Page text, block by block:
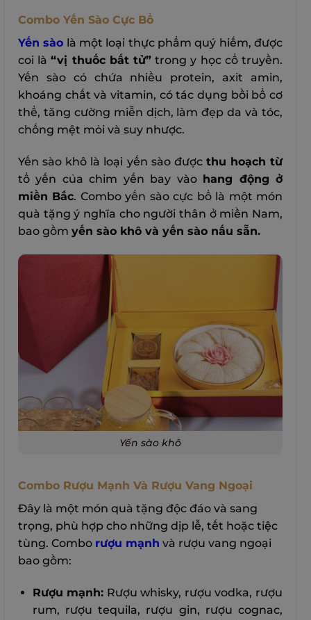
Combo Yến Sào Cực Bổ
Yến sào là một loại thực phẩm quý hiếm, được
coi là“vị thuốc bất tử” trong y học cổ truyền.
Yến sào có chứa nhiều protein, axit amin,
khoáng chất và vitamin, có tác dụng bồi bổ cơ
thể, tăng cường miễn dịch, làm đẹp da và tóc,
chống mệt mỏi và suy nhược.
Yến sào khô là loại yến sào được thu hoạch từ
tổ yến của chim yến bay vào hang động ở
miền Bắc. Combo yến sào cực bổ là một món
quà tặng ý nghĩa cho người thân ở miền Nam,
bao gồm yến sào khô và yến sào nấu sẵn.
Yến sào khô
Combo Rượu Mạnh Và Rượu Vang Ngoại
Đây là một món quà tặng độc đáo và sang
trọng, phù hợp cho những dịp lễ, tết hoặc tiệc
tùng. Combo rượu mạnh và rượu vang ngoại
bao gồm:
Rượu mạnh: Rượu whisky, rượu vodka, rượu
rum, rượu tequila, rượu gin, rượu cognac,